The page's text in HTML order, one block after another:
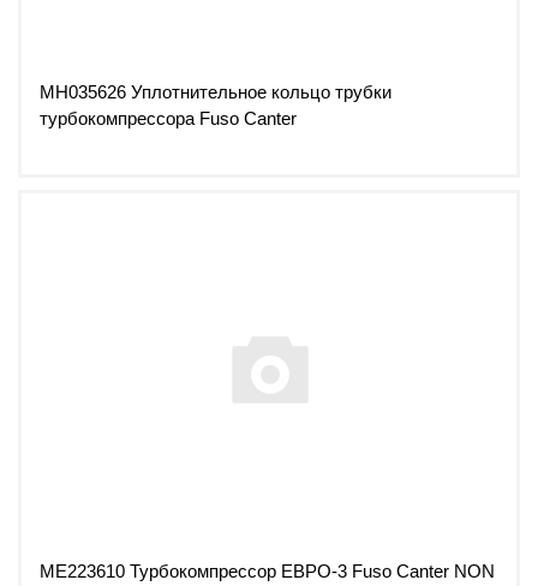
MH035626 Уплотнительное кольцо трубки
турбокомпрессора Fuso Canter
ME223610 Турбокомпрессор ЕВРО-3 Fuso Canter NON